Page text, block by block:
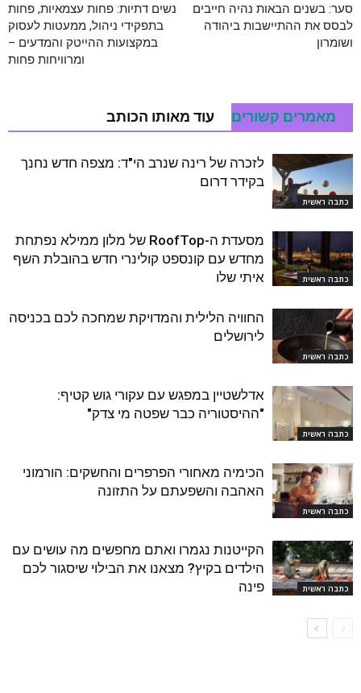
סער: בשנים הבאות נהיה חייבים
לבסס את ההתיישבות ביהודה
ושומרון
נשים דתיות: פחות עצמאיות, פחות
בתפקידי ניהול, ממעטות לעסוק
במקצועות ההייטק והמדעים –
ומרוויחות פחות
מאמרים קשורים עוד מאותו הכותב
כתבה ראשית
לזכרה של רינה שנרב הי"ד: מצפה חדש נחנך
בקידר דרום
כתבה ראשית
מסעדת ה-RoofTop של מלון ממילא נפתחת
מחדש עם קונספט קולינרי חדש בהובלת השף
איתי שלו
כתבה ראשית
החוויה הלילית והמדויקת שמחכה לכם בכניסה
לירושלים
כתבה ראשית
אדלשטיין במפגש עם עקורי גוש קטיף:
"ההיסטוריה כבר שפטה מי צדק"
כתבה ראשית
הכימיה מאחורי הפרפרים והחשקים: הורמוני
האהבה והשפעתם על התזונה
כתבה ראשית
הקייטנות נגמרו ואתם מחפשים מה עושים עם
הילדים בקיץ? מצאנו את הבילוי שיסגור לכם
פינה